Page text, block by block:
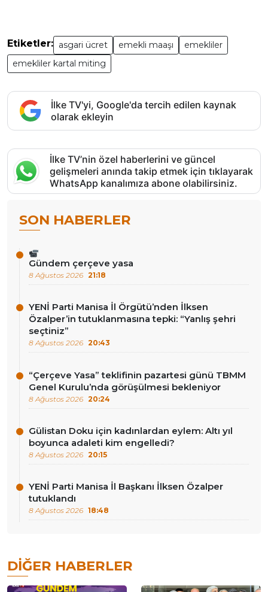
Etiketler: asgari ücret emekli maaşı
emekliler
emekliler kartal miting
İlke TV'yi, Google'da tercih edilen kaynak
olarak ekleyin
İlke TV’nin özel haberlerini ve güncel
gelişmeleri anında takip etmek için tıklayarak
WhatsApp kanalımıza abone olabilirsiniz.
SON HABERLER
Gündem çerçeve yasa
8 Ağustos 2026 21:18
YENİ Parti Manisa İl Örgütü’nden İlksen
Özalper’in tutuklanmasına tepki: “Yanlış şehri
seçtiniz”
8 Ağustos 2026 20:43
“Çerçeve Yasa” teklifinin pazartesi günü TBMM
Genel Kurulu’nda görüşülmesi bekleniyor
8 Ağustos 2026 20:24
Gülistan Doku için kadınlardan eylem: Altı yıl
boyunca adaleti kim engelledi?
8 Ağustos 2026 20:15
YENİ Parti Manisa İl Başkanı İlksen Özalper
tutuklandı
8 Ağustos 2026 18:48
DIĞER HABERLER